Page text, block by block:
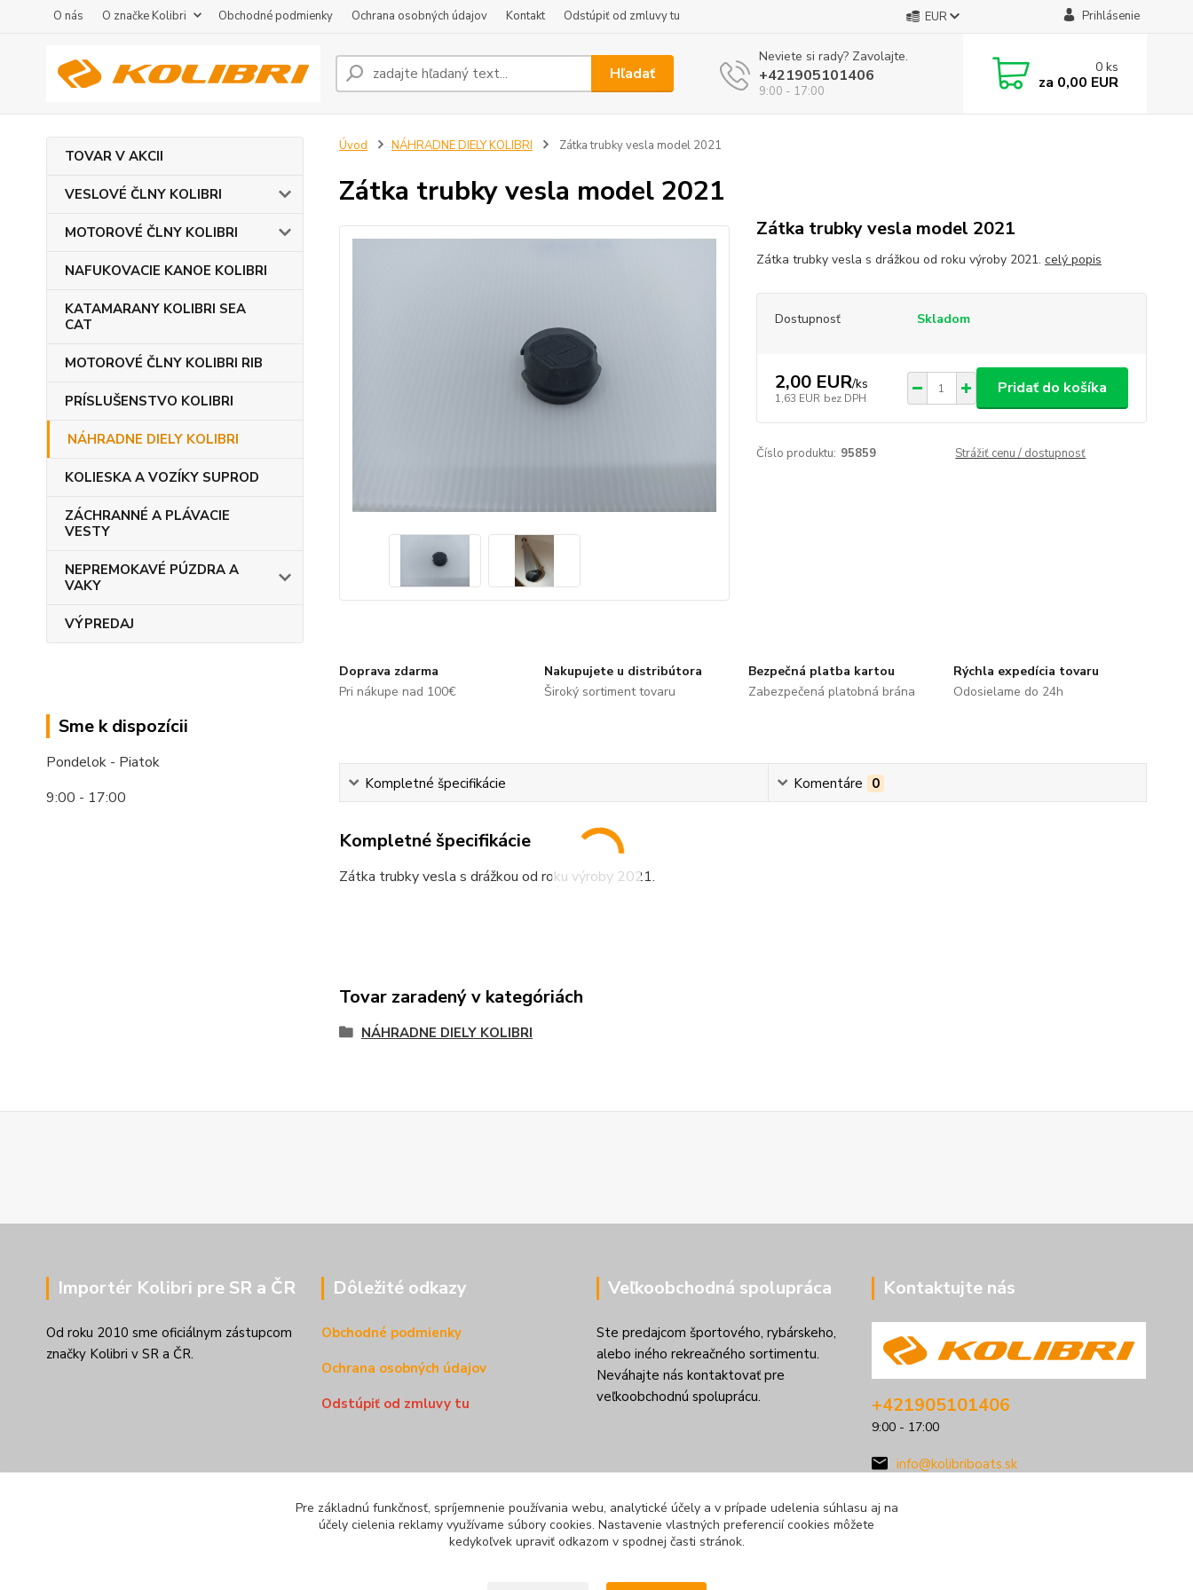
O nás O značke Kolibri Obchodné podmienky Ochrana osobných údajov Kontakt Odstúpiť od zmluvy tu EUR Prihlásenie
Hľadať
Neviete si rady? Zavolajte.
+421905101406
9:00 - 17:00
0 ks
za 0,00 EUR
TOVAR V AKCII
VESLOVÉ ČLNY KOLIBRI
MOTOROVÉ ČLNY KOLIBRI
NAFUKOVACIE KANOE KOLIBRI
KATAMARANY KOLIBRI SEA
CAT
MOTOROVÉ ČLNY KOLIBRI RIB
PRÍSLUŠENSTVO KOLIBRI
NÁHRADNE DIELY KOLIBRI
KOLIESKA A VOZÍKY SUPROD
ZÁCHRANNÉ A PLÁVACIE
VESTY
NEPREMOKAVÉ PÚZDRA A
VAKY
VÝPREDAJ
Sme k dispozícii
Pondelok - Piatok
9:00 - 17:00
Úvod NÁHRADNE DIELY KOLIBRI Zátka trubky vesla model 2021
Zátka trubky vesla model 2021
Zátka trubky vesla model 2021
Zátka trubky vesla s drážkou od roku výroby 2021. celý popis
Dostupnosť Skladom
2,00 EUR/ks
1,63 EUR bez DPH
Pridať do košíka
Číslo produktu: 95859 Strážiť cenu / dostupnosť
Doprava zdarma
Pri nákupe nad 100€
Nakupujete u distribútora
Široký sortiment tovaru
Bezpečná platba kartou
Zabezpečená platobná brána
Rýchla expedícia tovaru
Odosielame do 24h
Kompletné špecifikácie Komentáre 0
Kompletné špecifikácie
Zátka trubky vesla s drážkou od roku výroby 2021.
Tovar zaradený v kategóriách
NÁHRADNE DIELY KOLIBRI
Importér Kolibri pre SR a ČR
Od roku 2010 sme oficiálnym zástupcom
značky Kolibri v SR a ČR.
Dôležité odkazy
Obchodné podmienky
Ochrana osobných údajov
Odstúpiť od zmluvy tu
Veľkoobchodná spolupráca
Ste predajcom športového, rybárskeho,
alebo iného rekreačného sortimentu.
Neváhajte nás kontaktovať pre
veľkoobchodnú spoluprácu.
Kontaktujte nás
+421905101406
9:00 - 17:00
info@kolibriboats.sk
Pre základnú funkčnosť, spríjemnenie používania webu, analytické účely a v prípade udelenia súhlasu aj na
účely cielenia reklamy využívame súbory cookies. Nastavenie vlastných preferencií cookies môžete
kedykoľvek upraviť odkazom v spodnej časti stránok.